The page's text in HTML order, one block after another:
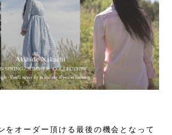
をオーダー頂ける最後の機会となって